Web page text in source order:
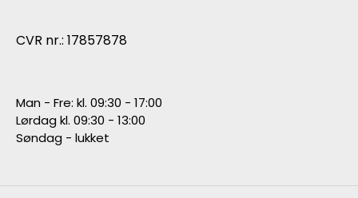
CVR nr.: 17857878
Man - Fre: kl. 09:30 - 17:00
Lørdag kl. 09:30 - 13:00
Søndag - lukket